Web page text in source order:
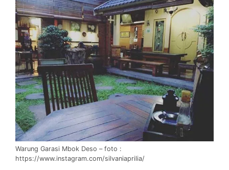
Warung Garasi Mbok Deso – foto :
https://www.instagram.com/silvaniaprilia/